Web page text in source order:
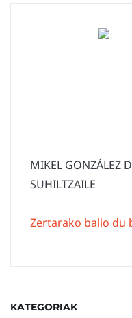
MIKEL GONZÁLEZ
SUHILTZAILE
Zertarako balio du
KATEGORIAK